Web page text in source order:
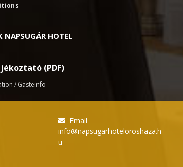
NAPSUGÁR HOTEL
(PDF)
/ Gästeinfo
Email
info@napsugarhoteloroshaza.h
u